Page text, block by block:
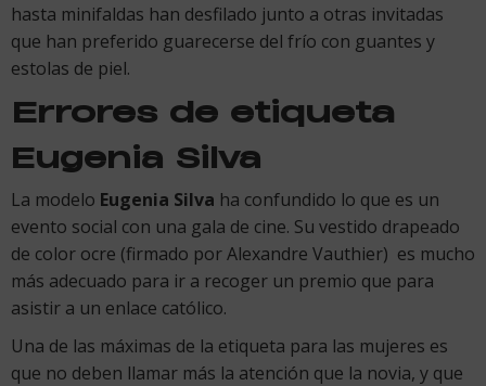
hasta minifaldas han desfilado junto a otras invitadas
que han preferido guarecerse del frío con guantes y
estolas de piel.
Errores de etiqueta
Eugenia Silva
La modelo Eugenia Silva ha confundido lo que es un
evento social con una gala de cine. Su vestido drapeado
de color ocre (firmado por Alexandre Vauthier) es mucho
más adecuado para ir a recoger un premio que para
asistir a un enlace católico.
Una de las máximas de la etiqueta para las mujeres es
que no deben llamar más la atención que la novia, y que